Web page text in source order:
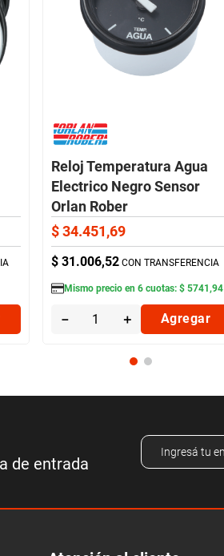
Reloj Temperatura Agua
Electrico Negro Sensor
Orlan Rober
$ 34.451,69
$ 31.006,52 CON TRANSFERENCIA
Mismo precio en 6cuotas: $ 5741 ,94
＋
－ Agregar
de entrada